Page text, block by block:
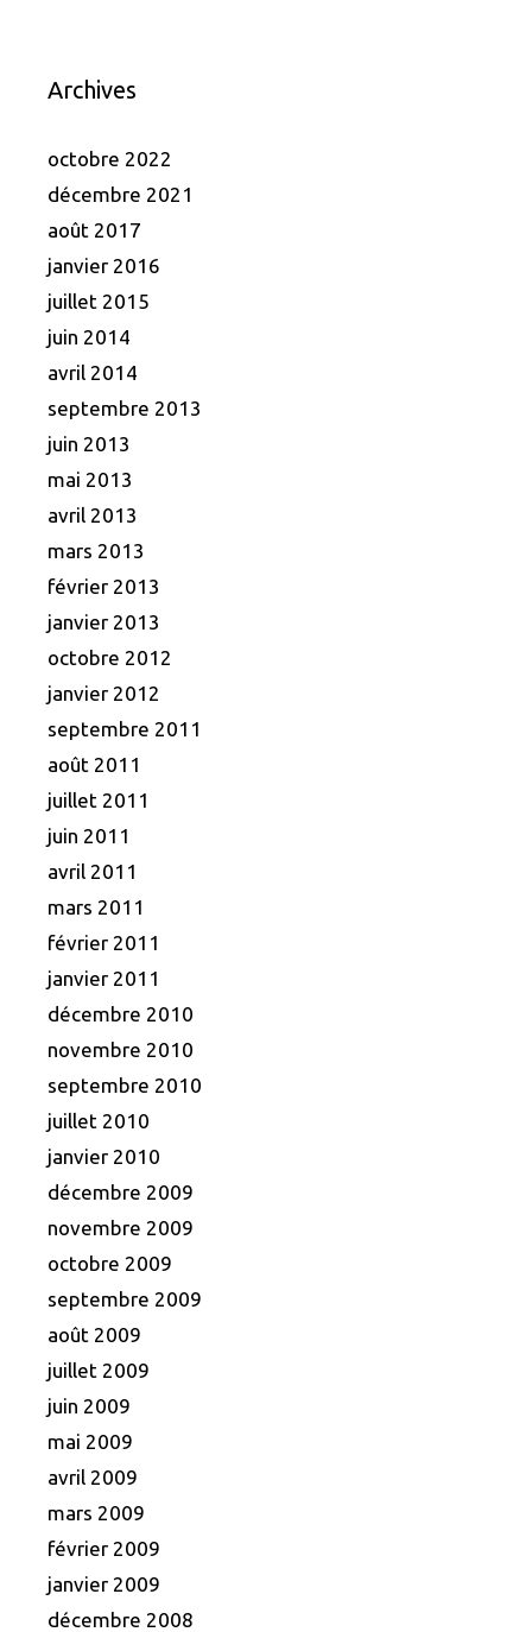
Archives
octobre 2022
décembre 2021
août 2017
janvier 2016
juillet 2015
juin 2014
avril 2014
septembre 2013
juin 2013
mai 2013
avril 2013
mars 2013
février 2013
janvier 2013
octobre 2012
janvier 2012
septembre 2011
août 2011
juillet 2011
juin 2011
avril 2011
mars 2011
février 2011
janvier 2011
décembre 2010
novembre 2010
septembre 2010
juillet 2010
janvier 2010
décembre 2009
novembre 2009
octobre 2009
septembre 2009
août 2009
juillet 2009
juin 2009
mai 2009
avril 2009
mars 2009
février 2009
janvier 2009
décembre 2008